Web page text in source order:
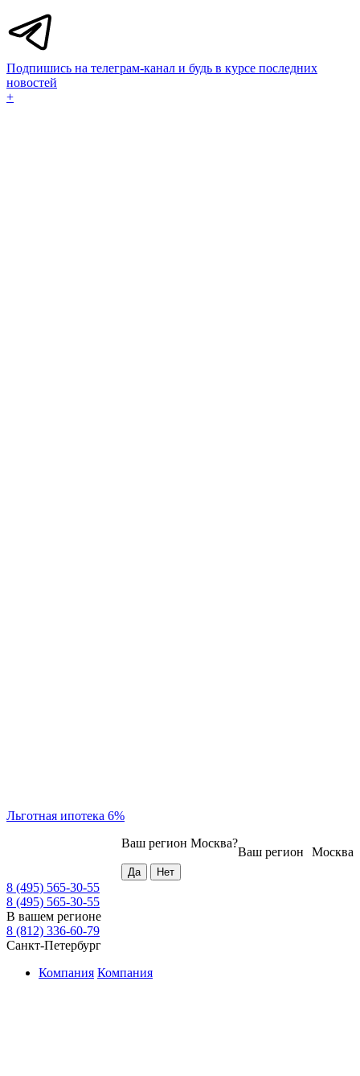
Подпишись на телеграм-канал и будь в курсе последних
новостей
+
Льготная ипотека 6%
Москва
Ваш регион
Ваш регион Москва?
8 (495) 565-30-55
8 (495) 565-30-55
В вашем регионе
8 (812) 336-60-79
Санкт-Петербург
Компания Компания